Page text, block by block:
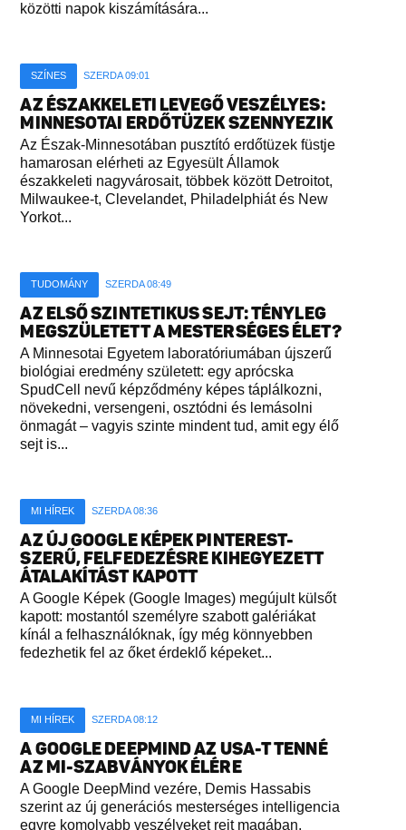
közötti napok kiszámítására...
SZÍNES SZERDA 09:01
AZ ÉSZAKKELETI LEVEGŐ VESZÉLYES:
MINNESOTAI ERDŐTÜZEK SZENNYEZIK
Az Észak-Minnesotában pusztító erdőtüzek füstje
hamarosan elérheti az Egyesült Államok
északkeleti nagyvárosait, többek között Detroitot,
Milwaukee-t, Clevelandet, Philadelphiát és New
Yorkot...
TUDOMÁNY SZERDA 08:49
AZ ELSŐ SZINTETIKUS SEJT: TÉNYLEG
MEGSZÜLETETT A MESTERSÉGES ÉLET?
A Minnesotai Egyetem laboratóriumában újszerű
biológiai eredmény született: egy aprócska
SpudCell nevű képződmény képes táplálkozni,
növekedni, versengeni, osztódni és lemásolni
önmagát – vagyis szinte mindent tud, amit egy élő
sejt is...
MI HÍREK SZERDA 08:36
AZ ÚJ GOOGLE KÉPEK PINTEREST-
SZERŰ, FELFEDEZÉSRE KIHEGYEZETT
ÁTALAKÍTÁST KAPOTT
A Google Képek (Google Images) megújult külsőt
kapott: mostantól személyre szabott galériákat
kínál a felhasználóknak, így még könnyebben
fedezhetik fel az őket érdeklő képeket...
MI HÍREK SZERDA 08:12
A GOOGLE DEEPMIND AZ USA-T TENNÉ
AZ MI-SZABVÁNYOK ÉLÉRE
A Google DeepMind vezére, Demis Hassabis
szerint az új generációs mesterséges intelligencia
egyre komolyabb veszélyeket rejt magában,